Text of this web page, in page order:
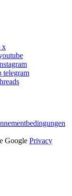
x
telegram
Google Privacy